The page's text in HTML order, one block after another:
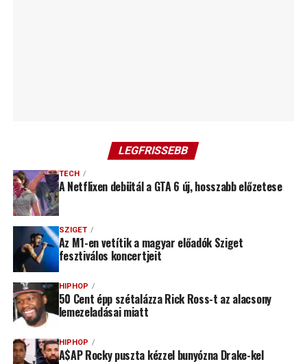
LEGFRISSEBB
TECH
A Netflixen debütál a GTA 6 új, hosszabb előzetese
SZIGET
Az M1-en vetítik a magyar előadók Sziget
fesztiválos koncertjeit
HIPHOP
50 Cent épp szétalázza Rick Ross-t az alacsony
lemezeladásai miatt
HIPHOP
A$AP Rocky puszta kézzel bunyózna Drake-kel